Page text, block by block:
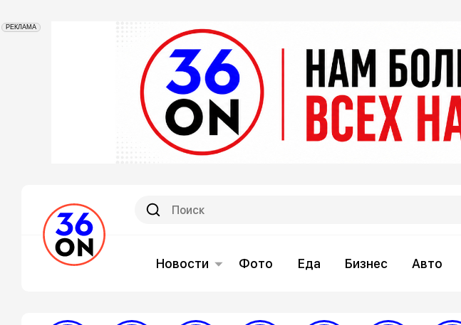
РЕКЛАМА
Новости Фото Еда Бизнес Авто